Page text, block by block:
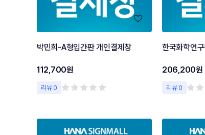
박민희-A형입간판 개인결제창
112,700원
리뷰 0
206,200원
리뷰 0